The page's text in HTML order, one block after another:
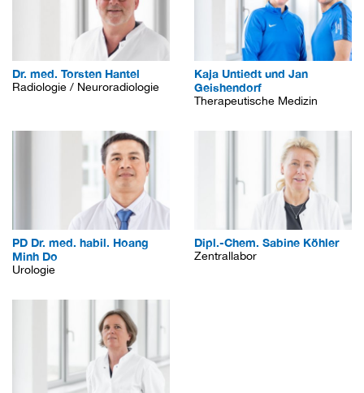
Dr. med. Torsten Hantel
Radiologie / Neuroradiologie
Kaja Untiedt und Jan
Geishendorf
Therapeutische Medizin
PD Dr. med. habil. Hoang
Minh Do
Urologie
Dipl.-Chem. Sabine Köhler
Zentrallabor